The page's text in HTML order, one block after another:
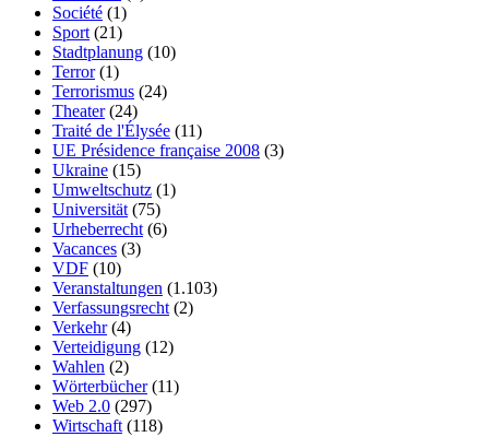
Société (1)
Sport (21)
Stadtplanung (10)
Terror(1)
Terrorismus (24)
Theater(24)
Traité de l'Élysée (11)
UE Présidence française 2008 (3)
Ukraine (15)
Umweltschutz (1)
Universität (75)
Urheberrecht (6)
Vacances (3)
VDF (10)
Veranstaltungen (1.103)
Verfassungsrecht (2)
Verkehr(4)
Verteidigung (12)
Wahlen (2)
Wörterbücher(11)
Web 2.0 (297)
Wirtschaft (118)